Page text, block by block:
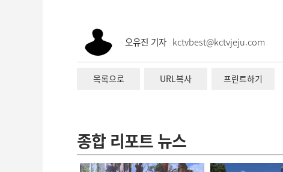
오유진 기자 kctvbest@kctvjeju.com
목록으로 URL복사 프린트하기
종합 리포트 뉴스